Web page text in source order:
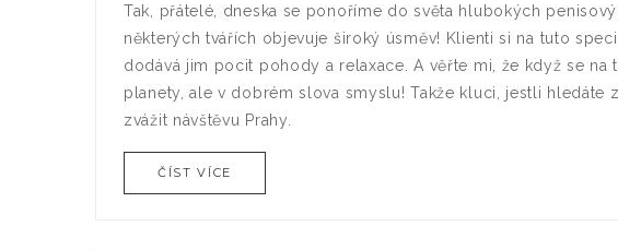
Tak, přátelé, dneska se ponoříme do světa hlubokých
některých tvářích objevuje široký úsměv! Klienti si na tuto
dodává jim pocit pohody a relaxace. A věřte mi, že když se
planety, ale v dobrém slova smyslu! Takže kluci, jestli
zvážit návštěvu Prahy.
ČÍST VÍCE